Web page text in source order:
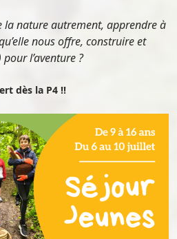
la nature autrement, apprendre à
nous offre, construire et
l’aventure ?
dès la P4 !!